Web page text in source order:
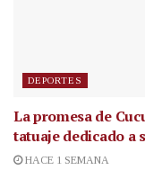
DEPORTES
La promesa de
tatuaje dedicado a
HACE 1 SEMANA